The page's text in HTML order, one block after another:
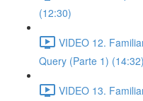
(12:30)
VIDEO 12.
Query (Parte 1) (14:32)
VIDEO 13.